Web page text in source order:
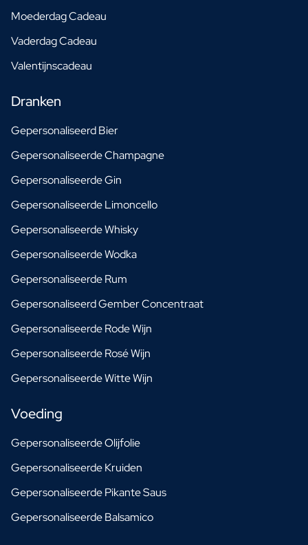
Moederdag Cadeau
Vaderdag Cadeau
Valentijnscadeau
Dranken
Gepersonaliseerd Bier
Gepersonaliseerde Champagne
Gepersonaliseerde Gin
Gepersonaliseerde Limoncello
Gepersonaliseerde Whisky
Gepersonaliseerde Wodka
Gepersonaliseerde Rum
Gepersonaliseerd Gember Concentraat
Gepersonaliseerde Rode Wijn
Gepersonaliseerde Rosé Wijn
Gepersonaliseerde Witte Wijn
Voeding
Gepersonaliseerde Olijfolie
Gepersonaliseerde Kruiden
Gepersonaliseerde Pikante Saus
Gepersonaliseerde Balsamico